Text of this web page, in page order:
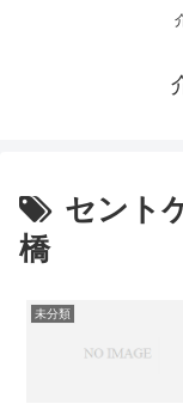
セント
橋
未分類